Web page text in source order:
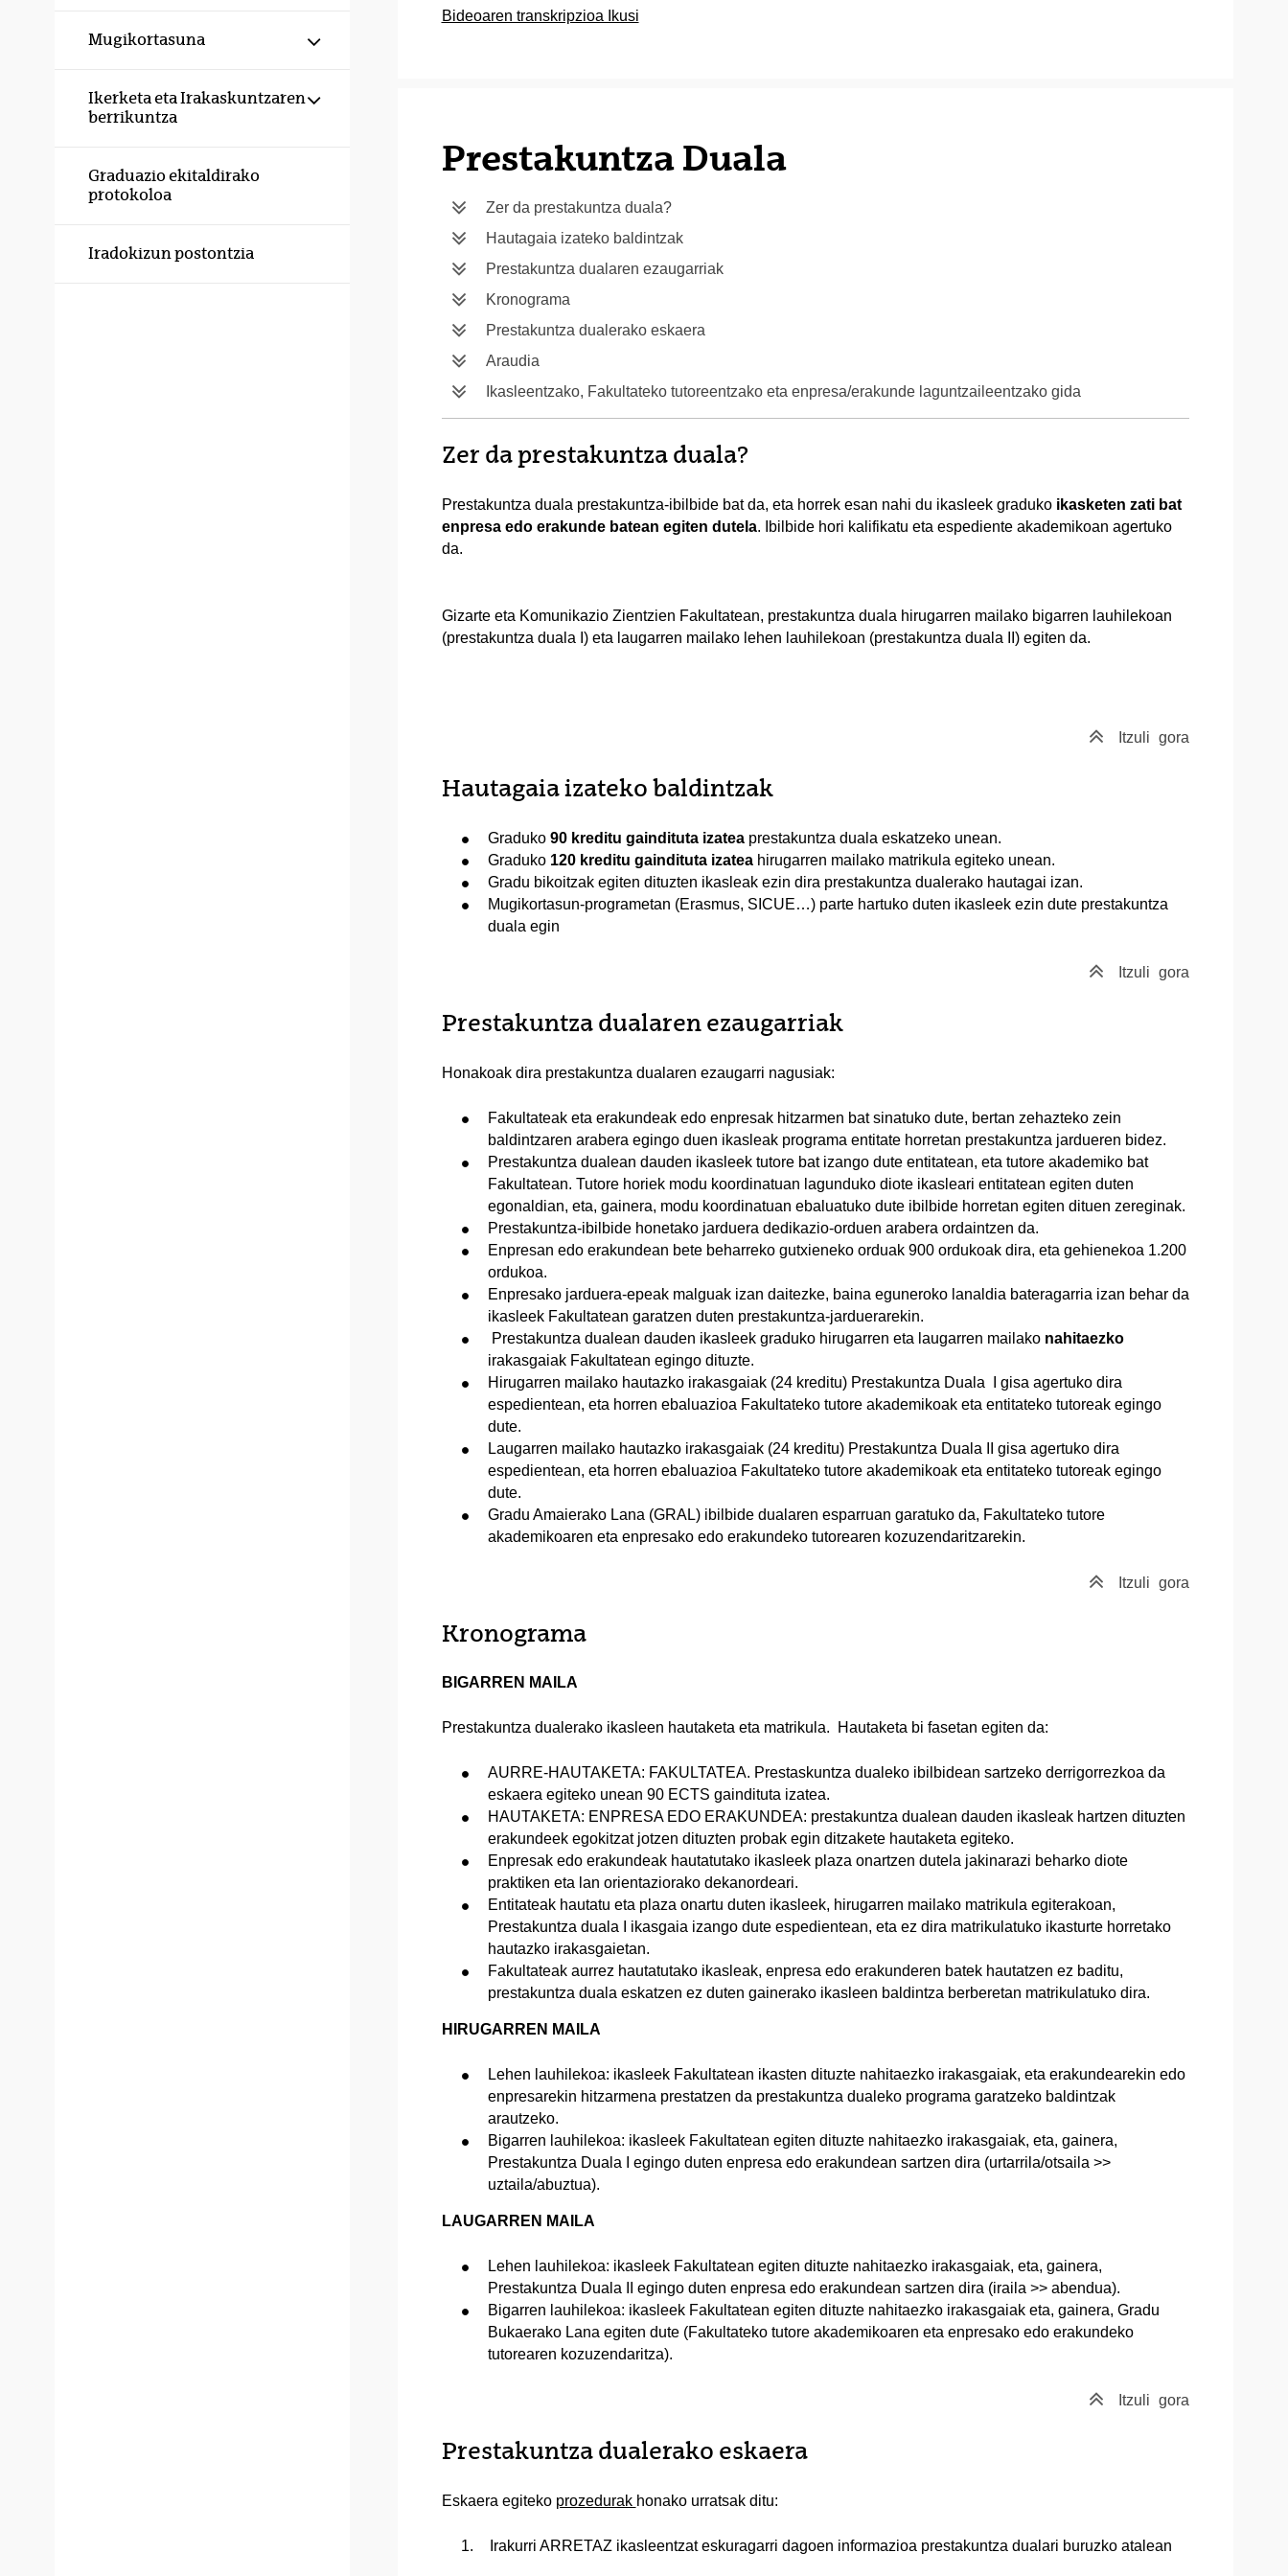
Mugikortasuna Erakutsi/izkutatu azpiorriak
Ikerketa eta Irakaskuntzaren
berrikuntza
Erakutsi/izkutatu azpiorriak
Graduazio ekitaldirako
protokoloa
Iradokizun postontzia
Bideoaren transkripzioa Ikusi
Prestakuntza Duala
Zer da prestakuntza duala?
Hautagaia izateko baldintzak
Prestakuntza dualaren ezaugarriak
Kronograma
Prestakuntza dualerako eskaera
Araudia
Ikasleentzako, Fakultateko tutoreentzako eta enpresa/erakunde laguntzaileentzako gida
Zer da prestakuntza duala?
Prestakuntza duala prestakuntza-ibilbide bat da, eta horrek esan nahi du ikasleek graduko ikasketen zati bat
enpresa edo erakunde batean egiten dutela. Ibilbide hori kalifikatu eta espediente akademikoan agertuko
da.
Gizarte eta Komunikazio Zientzien Fakultatean, prestakuntza duala hirugarren mailako bigarren lauhilekoan
(prestakuntza duala I) eta laugarren mailako lehen lauhilekoan (prestakuntza duala II) egiten da.
Itzuli gora
Hautagaia izateko baldintzak
Graduko 90 kreditu gaindituta izateaprestakuntza duala eskatzeko unean.
Graduko 120 kreditu gaindituta izateahirugarren mailako matrikula egiteko unean.
Gradu bikoitzak egiten dituzten ikasleak ezin dira prestakuntza dualerako hautagai izan.
Mugikortasun-programetan (Erasmus, SICUE…) parte hartuko duten ikasleek ezin dute prestakuntza
duala egin
Itzuli gora
Prestakuntza dualaren ezaugarriak
Honakoak dira prestakuntza dualaren ezaugarri nagusiak:
Fakultateak eta erakundeak edo enpresak hitzarmen bat sinatuko dute, bertan zehaz­teko zein
baldintzaren arabera egingo duen ikasleak programa entitate horretan prestakuntza jardueren bidez.
Prestakuntza dualean dauden ikasleek tutore bat izango dute entitatean, eta tutore akademiko bat
Fakultatean. Tutore horiek modu koordinatuan lagunduko diote ikasleari entitatean egiten duten
egonaldian, eta, gainera, modu koordinatuan ebaluatuko dute ibilbide horretan egiten dituen zereginak.
Prestakuntza-ibilbide honetako jarduera dedikazio-orduen arabera ordaintzen da.
Enpresan edo erakundean bete beharreko gutxieneko orduak 900 ordukoak dira, eta gehienekoa 1.200
ordukoa.
Enpresako jarduera-epeak malguak izan daitezke, baina eguneroko lanaldia bateragarria izan behar da
ikasleek Fakultatean garatzen duten prestakuntza-jarduerarekin.
Prestakuntza dualean dauden ikasleek graduko hirugarren eta laugarren mailako nahitaezko
irakasgaiak Fakultatean egingo dituzte.
Hirugarren mailako hautazko irakasgaiak (24 kreditu) Prestakuntza Duala I gisa agertuko dira
espedientean, eta horren ebaluazioa Fakultateko tutore akademikoak eta entitateko tutoreak egingo
dute.
Laugarren mailako hautazko irakasgaiak (24 kreditu) Prestakuntza Duala II gisa agertuko dira
espedientean, eta horren ebaluazioa Fakultateko tutore akademikoak eta entitateko tutoreak egingo
dute.
Gradu Amaierako Lana (GRAL) ibilbide dualaren esparruan garatuko da, Fakultateko tutore
akademikoaren eta enpresako edo erakundeko tutorearen kozuzendaritzarekin.
Itzuli gora
Kronograma
BIGARREN MAILA
Prestakuntza dualerako ikasleen hautaketa eta matrikula. Hautaketa bi fasetan egiten da:
AURRE-HAUTAKETA: FAKULTATEA. Prestaskuntza dualeko ibilbidean sartzeko derrigorrezkoa da
eskaera egiteko unean 90 ECTS gaindituta izatea.
HAUTAKETA: ENPRESA EDO ERAKUNDEA: prestakuntza dualean dauden ikasleak hartzen dituzten
erakundeek egokitzat jotzen dituzten probak egin ditzakete hautaketa egiteko.
Enpresak edo erakundeak hautatutako ikasleek plaza onartzen dutela jakinarazi beharko diote
praktiken eta lan orientaziorako dekanordeari.
Entitateak hautatu eta plaza onartu duten ikasleek, hirugarren mailako matrikula egiterakoan,
Prestakuntza duala I ikasgaia izango dute espedientean, eta ez dira matrikulatuko ikasturte horretako
hautazko irakasgaietan.
Fakultateak aurrez hautatutako ikasleak, enpresa edo erakunderen batek hautatzen ez baditu,
prestakuntza duala eskatzen ez duten gainerako ikasleen baldintza berberetan matrikulatuko dira.
HIRUGARREN MAILA
Lehen lauhilekoa: ikasleek Fakultatean ikasten dituzte nahitaezko irakasgaiak, eta erakundearekin edo
enpresarekin hitzarmena prestatzen da prestakuntza dualeko programa garatzeko baldintzak
arautzeko.
Bigarren lauhilekoa: ikasleek Fakultatean egiten dituzte nahitaezko irakasgaiak, eta, gainera,
Prestakuntza Duala I egingo duten enpresa edo erakundean sartzen dira (urtarrila/otsaila >>
uztaila/abuztua).
LAUGARREN MAILA
Lehen lauhilekoa: ikasleek Fakultatean egiten dituzte nahitaezko irakasgaiak, eta, gainera,
Prestakuntza Duala II egingo duten enpresa edo erakundean sartzen dira (iraila >> abendua).
Bigarren lauhilekoa: ikasleek Fakultatean egiten dituzte nahitaezko irakasgaiak eta, gainera, Gradu
Bukaerako Lana egiten dute (Fakultateko tutore akademikoaren eta enpresako edo erakundeko
tutorearen kozuzendaritza).
Itzuli gora
Prestakuntza dualerako eskaera
Eskaera egiteko prozedurak honako urratsak ditu:
Irakurri ARRETAZ ikasleentzat eskuragarri dagoen informazioa prestakuntza dualari buruzko atalean